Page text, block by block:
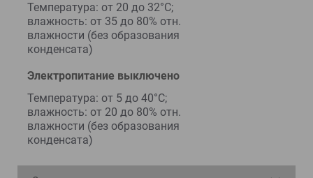
Температура: от 20 до 32°C;
влажность: от 35 до 80% отн.
влажности (без образования
конденсата)
Электропитание выключено
Температура: от 5 до 40°C;
влажность: от 20 до 80% отн.
влажности (без образования
конденсата)